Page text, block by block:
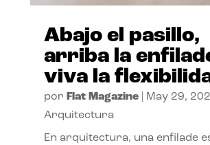
Abajo el pasillo,
arriba la
viva la
por Flat Magazine| May 29,
Arquitectura
En arquitectura, una enfilade